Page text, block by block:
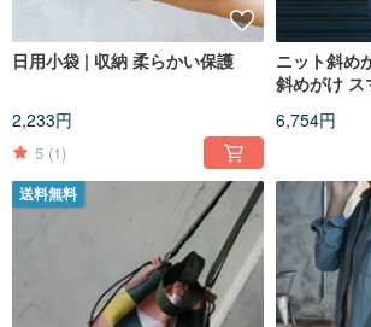
日用小袋 | 収納 柔らかい保護
2,233円
5 (1)
ニット斜め
斜めがけ ス
6,754円
送料無料